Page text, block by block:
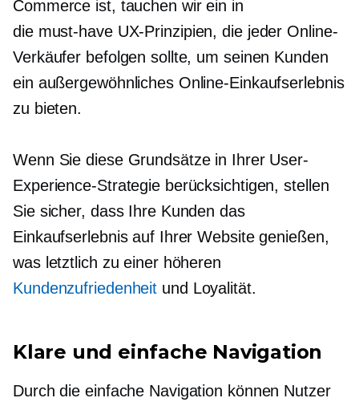
Commerce ist, tauchen wir ein in
die must-haveUX-Prinzipien, die jeder Online-
Verkäufer befolgen sollte, um seinen Kunden
ein außergewöhnliches Online-Einkaufserlebnis
zu bieten.
Wenn Sie diese Grundsätze in Ihrer User-
Experience-Strategie berücksichtigen, stellen
Sie sicher, dass Ihre Kunden das
Einkaufserlebnis auf Ihrer Website genießen,
was letztlich zu einer höheren
Kundenzufriedenheit und Loyalität.
Klare und einfache Navigation
Durch die einfache Navigation können Nutzer